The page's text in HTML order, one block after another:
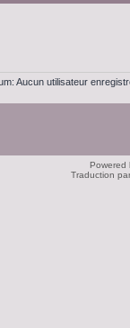
Aucun utilisateur
Powered
Traduction